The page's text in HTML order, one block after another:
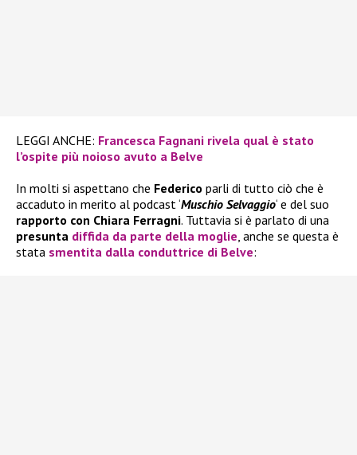
LEGGI ANCHE: Francesca Fagnani rivela qual è stato
l’ospite più noioso avuto a Belve
In molti si aspettano che Federico parli di tutto ciò che è
accaduto in merito al podcast ‘Muschio Selvaggio‘ e del suo
rapporto con Chiara Ferragni. Tuttavia si è parlato di una
presunta diffida da parte della moglie, anche se questa è
stata smentita dalla conduttrice di Belve: